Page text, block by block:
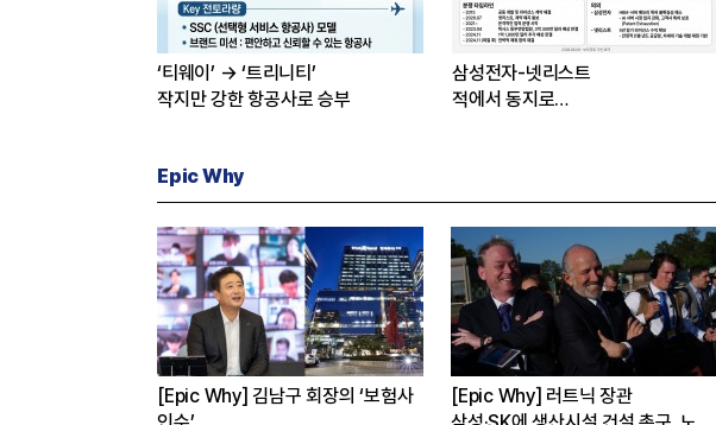
‘티웨이’ → ‘트리니티’
작지만 강한 항공사로 승부
삼성전자-넷리스트
적에서 동지로…
Epic Why
[Epic Why] 김남구 회장의 ‘보험사
[Epic Why] 러트닉 장관